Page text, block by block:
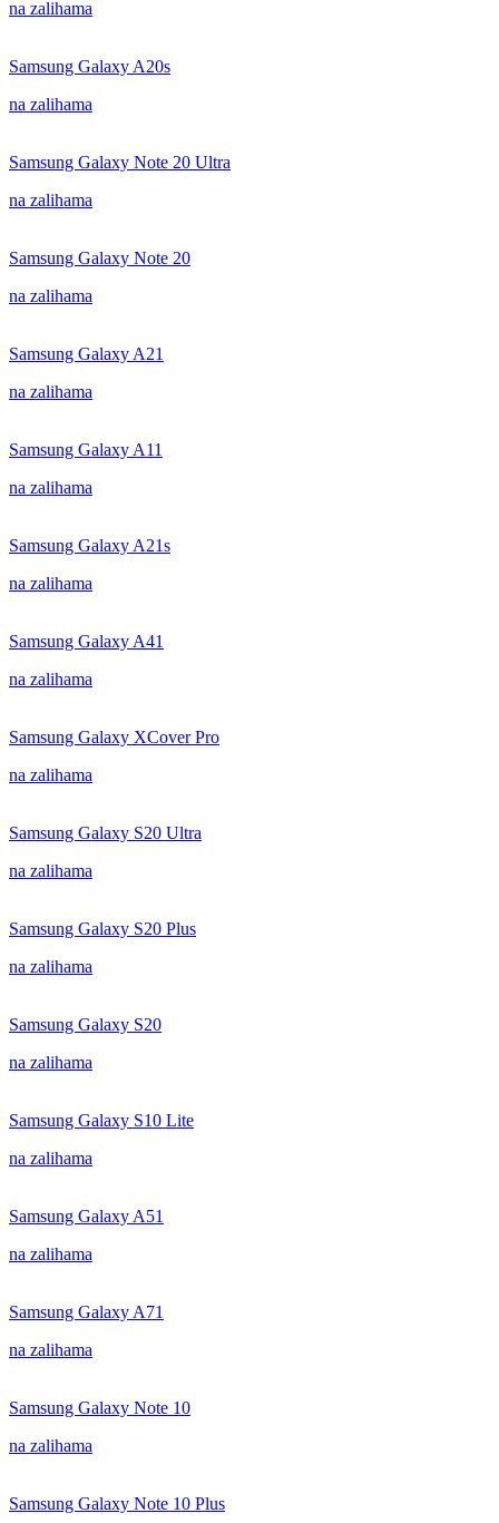
na zalihama
Samsung Galaxy A20s
na zalihama
Samsung Galaxy Note 20 Ultra
na zalihama
Samsung Galaxy Note 20
na zalihama
Samsung Galaxy A21
na zalihama
Samsung Galaxy A11
na zalihama
Samsung Galaxy A21s
na zalihama
Samsung Galaxy A41
na zalihama
Samsung Galaxy XCover Pro
na zalihama
Samsung Galaxy S20 Ultra
na zalihama
Samsung Galaxy S20 Plus
na zalihama
Samsung Galaxy S20
na zalihama
Samsung Galaxy S10 Lite
na zalihama
Samsung Galaxy A51
na zalihama
Samsung Galaxy A71
na zalihama
Samsung Galaxy Note 10
na zalihama
Samsung Galaxy Note 10 Plus